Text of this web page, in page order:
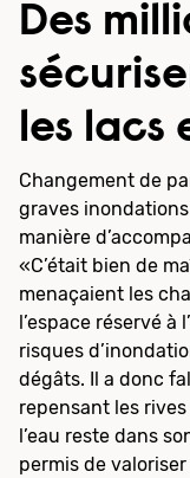
Des
les lacs
Changement de
graves
manière
«C’était bien de
menaçaient les
l’espace réservé à
risques
dégâts. Il a donc
repensant les
l’eau reste dans
permis de